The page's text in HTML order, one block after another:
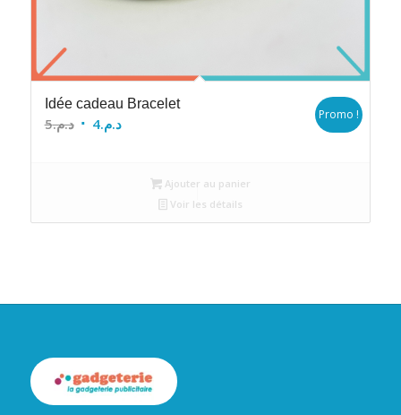
Idée cadeau Bracelet
د.م.5
Le
د.م.4
Le
Promo !
Ajouter au panier
Voir les détails